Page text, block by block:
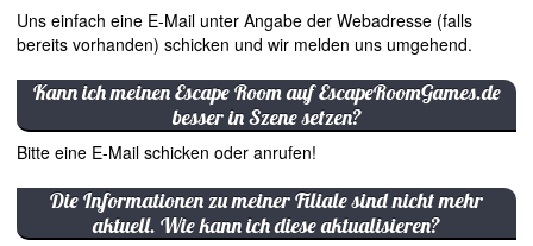
Uns einfach eine E-Mail unter Angabe der Webadresse (falls
bereits vorhanden) schicken und wir melden uns umgehend.
Kann ich meinen Escape Room auf EscapeRoomGames.de
besser in Szene setzen?
Bitte eine E-Mail schicken oder anrufen!
Die Informationen zu meiner Filiale sind nicht mehr
aktuell. Wie kann ich diese aktualisieren?